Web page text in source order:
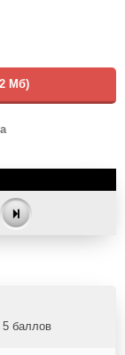
Мб)
баллов